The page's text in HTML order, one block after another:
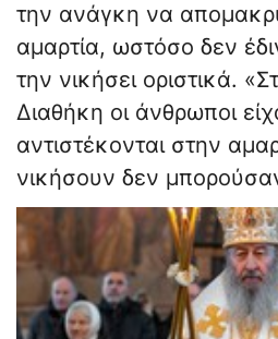
την ανάγκη να
αμαρτία, ωστόσο δεν
την νικήσει οριστικά.
Διαθήκη οι άνθρωποι
αντιστέκονται στην
νικήσουν δεν